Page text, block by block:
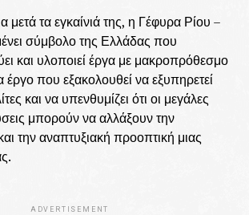
μετά τα εγκαίνιά της, η Γέφυρα Ρίου –
σύμβολο της Ελλάδας που
και υλοποιεί έργα με μακροπρόθεσμο
που εξακολουθεί να εξυπηρετεί
και να υπενθυμίζει ότι οι μεγάλες
μπορούν να αλλάξουν την
την αναπτυξιακή προοπτική μιας
ADVERTISEMENT